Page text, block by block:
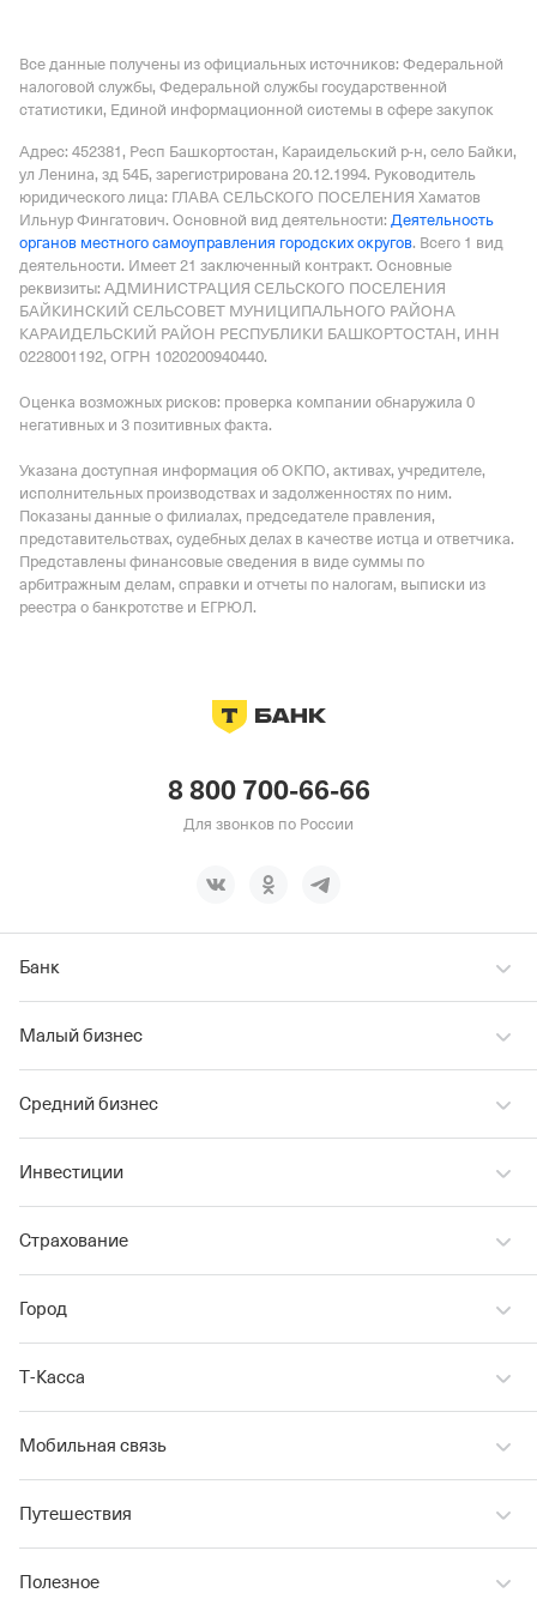
Регистрация 29.05.1998,
ОГРН
1020501590086,КПП 051901001
Все данные получены из официальных источников: Федеральной
налоговой службы, Федеральной службы государственной
статистики, Единой информационной системы в сфере закупок
Адрес: 452381, Респ Башкортостан, Караидельский р-н, село Байки,
ул Ленина, зд 54Б, зарегистрирована 20.12.1994. Руководитель
юридического лица: ГЛАВА СЕЛЬСКОГО ПОСЕЛЕНИЯ Хаматов
Ильнур Фингатович. Основной вид деятельности: Деятельность
органов местного самоуправления городских округов. Всего 1 вид
деятельности. Имеет 21 заключенный контракт. Основные
реквизиты: АДМИНИСТРАЦИЯ СЕЛЬСКОГО ПОСЕЛЕНИЯ
БАЙКИНСКИЙ СЕЛЬСОВЕТ МУНИЦИПАЛЬНОГО РАЙОНА
КАРАИДЕЛЬСКИЙ РАЙОН РЕСПУБЛИКИ БАШКОРТОСТАН, ИНН
0228001192, ОГРН 1020200940440.
Оценка возможных рисков: проверка компании обнаружила 0
негативных и 3 позитивных факта.
Указана доступная информация об ОКПО, активах, учредителе,
исполнительных производствах и задолженностях по ним.
Показаны данные о филиалах, председателе правления,
представительствах, судебных делах в качестве истца и ответчика.
Представлены финансовые сведения в виде суммы по
арбитражным делам, справки и отчеты по налогам, выписки из
реестра о банкротстве и ЕГРЮЛ.
8 800 700-66-66
Для звонков по России
Банк
Малый бизнес
Средний бизнес
Инвестиции
Страхование
Город
Т‑Касса
Мобильная связь
Путешествия
Полезное